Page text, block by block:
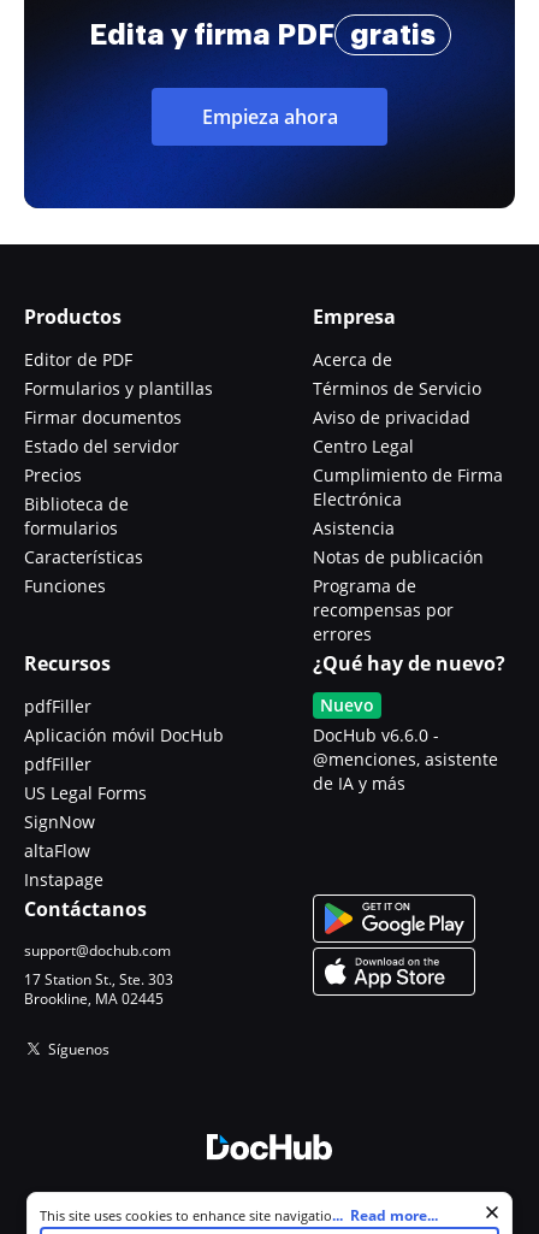
Edita y firma PDF gratis
Empieza ahora
Productos
Editor de PDF
Formularios y plantillas
Firmar documentos
Estado del servidor
Precios
Biblioteca de
formularios
Características
Funciones
Empresa
Acerca de
Términos de Servicio
Aviso de privacidad
Centro Legal
Cumplimiento de Firma
Electrónica
Asistencia
Notas de publicación
Programa de
recompensas por
errores
Recursos
pdfFiller
Aplicación móvil DocHub
pdfFiller
US Legal Forms
SignNow
altaFlow
Instapage
¿Qué hay de nuevo?
Nuevo
DocHub v6.6.0 -
@menciones, asistente
de IA y más
Contáctanos
support@dochub.com
17 Station St., Ste. 303
Brookline, MA 02445
Síguenos
Todos los derechos reservados.
Cookie consent notice
This site uses cookies to enhance site navigation and personalize
... Read more...